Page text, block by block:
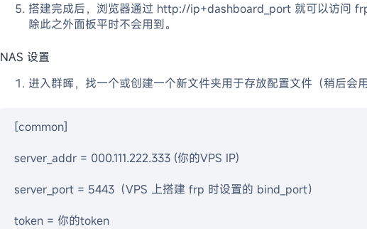
搭建完成后，浏览器通过 http://ip+dashboard_port 就可以访问
除此之外面板平时不会用到。
NAS 设置
进入群晖，找一个或创建一个新文件夹用于存放配置文件（稍后会
[common]
server_addr = 000.111.222.333 (你的VPS IP)
server_port = 5443（VPS 上搭建 frp 时设置的 bind_port）
token = 你的token